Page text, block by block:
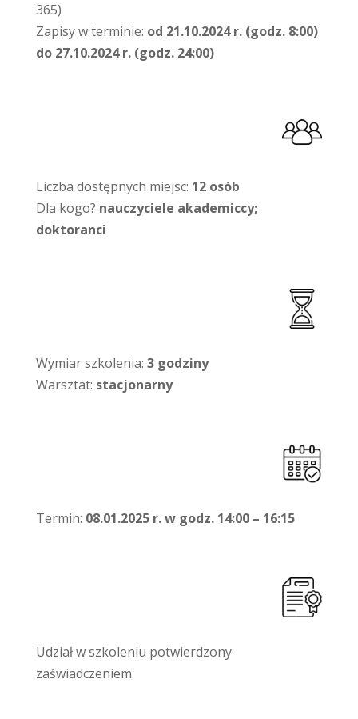
365)
Zapisy w terminie: od 21.10.2024 r. (godz. 8:00)
do 27.10.2024 r. (godz. 24:00)
Liczba dostępnych miejsc: 12 osób
Dla kogo? nauczyciele akademiccy;
doktoranci
Wymiar szkolenia: 3 godziny
Warsztat: stacjonarny
Termin: 08.01.2025 r. w godz. 14:00 – 16:15
Udział w szkoleniu potwierdzony
zaświadczeniem